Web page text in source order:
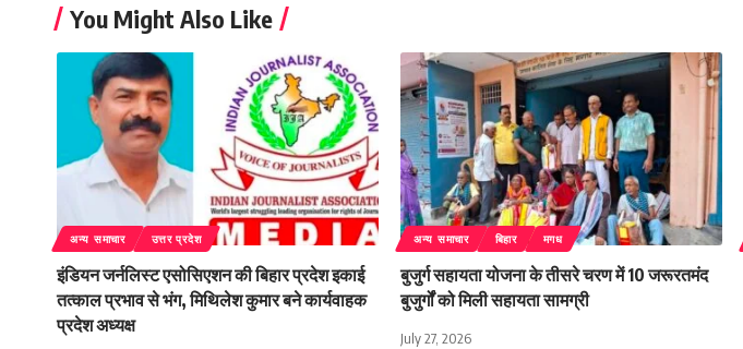
You Might Also Like
अन्य समाचार उत्तर प्रदेश
इंडियन जर्नलिस्ट एसोसिएशन की बिहार प्रदेश इकाई
तत्काल प्रभाव से भंग, मिथिलेश कुमार बने कार्यवाहक
प्रदेश अध्यक्ष
अन्य समाचार बिहार मगध
बुजुर्ग सहायता योजना के तीसरे चरण में 10 जरूरतमंद
बुजुर्गों को मिली सहायता सामग्री
July 27, 2026